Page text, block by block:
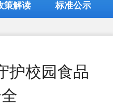
策解读 标准公示
护校园食品